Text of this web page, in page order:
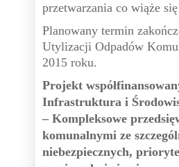
przetwarzania co wiąże
Planowany termin
Utylizacji Odpadów
2015 roku.
Projekt
Infrastruktura i
– Kompleksowe
komunalnymi ze
niebezpiecznych,